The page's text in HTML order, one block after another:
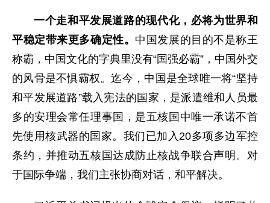
一个走和平发展道路的现代化，必将为世界和
平稳定带来更多确定性。 中国发展的目的不是称王
称霸，中国文化的字典里没有“国强必霸”，中国外交
的风骨是不惧霸权。迄今，中国是全球唯一将“坚持
和平发展道路”载入宪法的国家，是派遣维和人员最
多的安理会常任理事国，是五核国中唯一承诺不首
先使用核武器的国家。我们已加入20多项多边军控
条约，并推动五核国达成防止核战争联合声明。对
于国际争端，我们主张协商对话，和平解决。